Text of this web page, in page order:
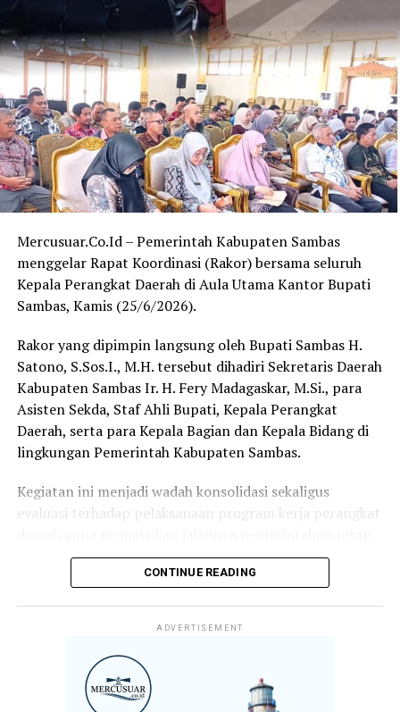
sumber daya manusia, tidak saja secara akademik, namun
harus diselaraskan dengan bekal ilmu agama,”
sambungnya.
Selain memberikan apresiasi, Ferdinad juga mengajak
seluruh pihak untuk bersama-sama menjaga suasana
kondusif selama pelaksanaan MTQ yang berlangsung
kurang lebih selama tujuh hari.
“Saya berharap panitia, peserta, serta seluruh lapisan
masyarakat di Desa Sededong dapat bersama-sama
menjaga keamanan dan kenyamanan selama kegiatan
MTQ ini berlangsung,” tutupnya.
Kegiatan MTQ ke-13 Tingkat Kecamatan Tebas tersebut
diharapkan tidak hanya melahirkan qari dan qariah
terbaik, tetapi juga memperkuat ukhuwah Islamiyah
serta menumbuhkan kecintaan masyarakat terhadap Al-
Qur’an. (Red)
Mercusuar.Co.Id – Pemerintah Kabupaten Sambas
menggelar Rapat Koordinasi (Rakor) bersama seluruh
Kepala Perangkat Daerah di Aula Utama Kantor Bupati
Sambas, Kamis (25/6/2026).
Rakor yang dipimpin langsung oleh Bupati Sambas H.
Satono, S.Sos.I., M.H. tersebut dihadiri Sekretaris Daerah
Kabupaten Sambas Ir. H. Fery Madagaskar, M.Si., para
Asisten Sekda, Staf Ahli Bupati, Kepala Perangkat
Daerah, serta para Kepala Bagian dan Kepala Bidang di
lingkungan Pemerintah Kabupaten Sambas.
Kegiatan ini menjadi wadah konsolidasi sekaligus
evaluasi terhadap pelaksanaan program kerja perangkat
selaras dengan target pembangunan daerah.
kedisiplinan, dan loyalitas aparatur dalam melaksanakan
tugas dan tanggung jawabnya.
CONTINUE READING
ADVERTISEMENT